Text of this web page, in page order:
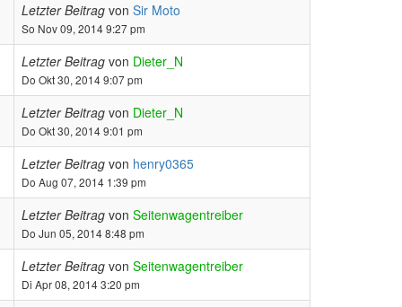
Letzter Beitrag von Sir Moto
So Nov 09, 2014 9:27 pm
Letzter Beitrag von Dieter_N
Do Okt 30, 2014 9:07 pm
Letzter Beitrag von Dieter_N
Do Okt 30, 2014 9:01 pm
Letzter Beitrag von henry0365
Do Aug 07, 2014 1:39 pm
Letzter Beitrag von Seitenwagentreiber
Do Jun 05, 2014 8:48 pm
Letzter Beitrag von Seitenwagentreiber
Di Apr 08, 2014 3:20 pm